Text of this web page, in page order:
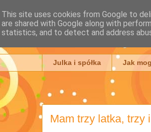
Julia
Julka i spółka Jak
Mam trzy latka, trzy i
This site uses cookies from Google to
are shared with Google along with
statistics, and to detect and address